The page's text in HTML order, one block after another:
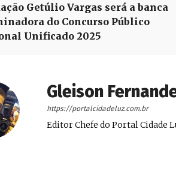
Getúlio Vargas será a banca
do Concurso Público
Unificado 2025
Gleison
https://portalcidadeluz.com.br
Editor Chefe do Portal Cidade